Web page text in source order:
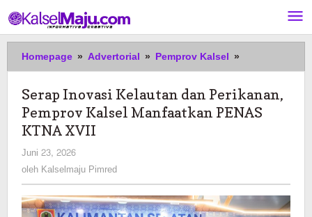
ke
konten
Homepage » Advertorial » Pemprov Kalsel »
Inovasi
dan
Perikanan,
KTNA
XVII
Serap Inovasi Kelautan dan Perikanan,
Pemprov Kalsel Manfaatkan PENAS
KTNA XVII
Juni 23, 2026
Kalselmaju
Pimred
oleh Kalselmaju Pimred